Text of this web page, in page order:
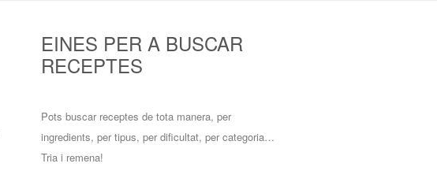
EINES PER A BUSCAR
RECEPTES
Pots buscar receptes de tota manera, per
ingredients, per tipus, per dificultat, per categoria…
Tria i remena!